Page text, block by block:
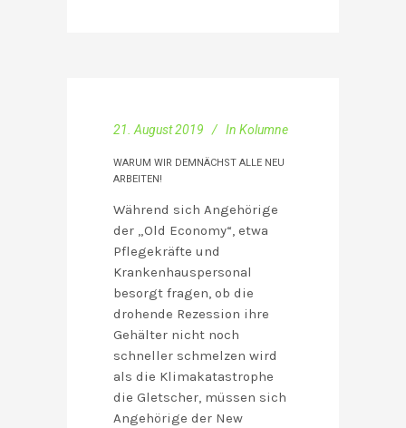
21. August 2019 In Kolumne
WARUM WIR DEMNÄCHST ALLE NEU
ARBEITEN!
Während sich Angehörige
der „Old Economy“, etwa
Pflegekräfte und
Krankenhauspersonal
besorgt fragen, ob die
drohende Rezession ihre
Gehälter nicht noch
schneller schmelzen wird
als die Klimakatastrophe
die Gletscher, müssen sich
Angehörige der New